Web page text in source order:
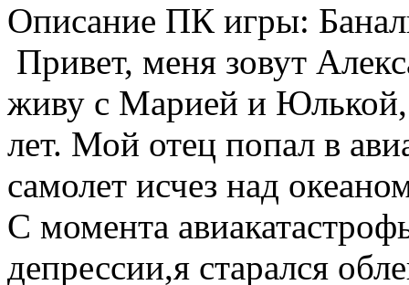
Описание ПК игры:
Привет, меня зовут
живу с Марией и Юлькой,
лет. Мой отец попал в
самолет исчез над
С момента
депрессии,я старался